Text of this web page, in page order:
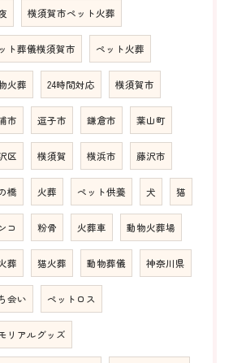
横須賀市ペット火葬
ト葬儀横須賀市 ペット火葬
火葬 24時間対応 横須賀市
市 逗子市 鎌倉市 葉山町
区 横須賀 横浜市 藤沢市
橋 火葬 ペット供養 犬 猫
コ 粉骨 火葬車 動物火葬場
葬 猫火葬 動物葬儀 神奈川県
会い ペットロス
リアルグッズ